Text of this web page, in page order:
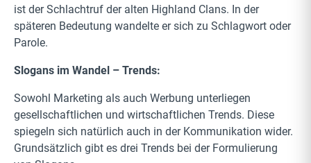
ist der Schlachtruf der alten Highland Clans. In der
späteren Bedeutung wandelte er sich zu Schlagwort oder
Parole.
Slogans im Wandel – Trends:
Sowohl Marketing als auch Werbung unterliegen
gesellschaftlichen und wirtschaftlichen Trends. Diese
spiegeln sich natürlich auch in der Kommunikation wider.
Grundsätzlich gibt es drei Trends bei der Formulierung